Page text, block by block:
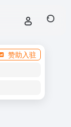
赞助入驻